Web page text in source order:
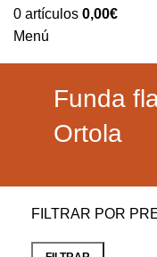
0 artículos 0,00€
Menú
artículos 0,00
Funda
Ortola
FILTRAR POR